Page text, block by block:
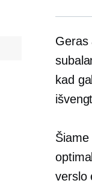
Geras
kad
verslo